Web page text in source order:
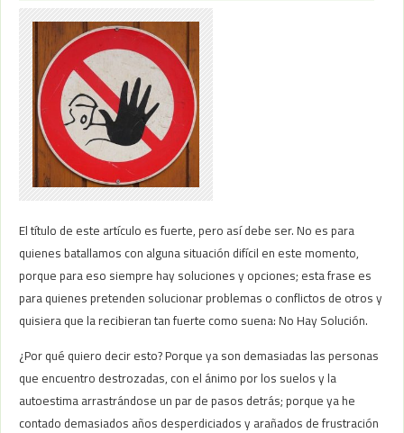
El título de este artículo es fuerte, pero así debe ser. No es para
quienes batallamos con alguna situación difícil en este momento,
porque para eso siempre hay soluciones y opciones; esta frase es
para quienes pretenden solucionar problemas o conflictos de otros y
quisiera que la recibieran tan fuerte como suena: No Hay Solución.
¿Por qué quiero decir esto? Porque ya son demasiadas las personas
que encuentro destrozadas, con el ánimo por los suelos y la
autoestima arrastrándose un par de pasos detrás; porque ya he
contado demasiados años desperdiciados y arañados de frustración